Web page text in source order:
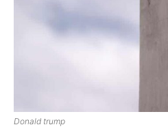
Donald trump